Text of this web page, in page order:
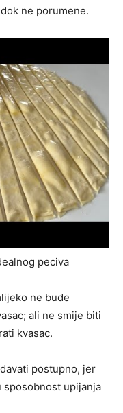
ne porumene.
peciva
ne bude
ali ne smije biti
kvasac.
postupno, jer
upijanja